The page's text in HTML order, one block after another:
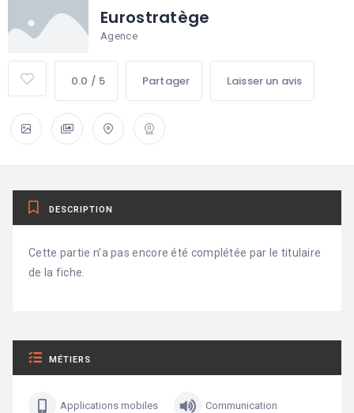
Eurostratège
Agence
0.0 / 5 Partager Laisser un avis
DESCRIPTION
Cette partie n’a pas encore été complétée par le titulaire
de la fiche.
MÉTIERS
Applications mobiles Communication